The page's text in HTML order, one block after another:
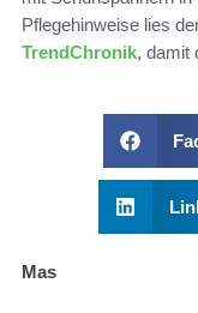
Pflegehinweise lies
TrendChronik, damit
Mas